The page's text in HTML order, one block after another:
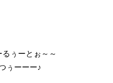
ぅーとぉ～～
ぅーーー♪